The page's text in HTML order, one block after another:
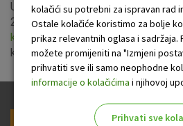
U sklopu akcijske ponude od 30.
2014. godine u OTP banci će se
kamatne stope OTP Ljetne štednje
kunama.
kolačići su potrebni za ispravan rad
Ostale kolačiće koristimo za bolje
prikaz relevantnih oglasa i sadržaja.
možete promijeniti na "Izmjeni
prihvatiti sve ili samo neophodne
informacije o kolačićima i njihovoj
Prihvati sve